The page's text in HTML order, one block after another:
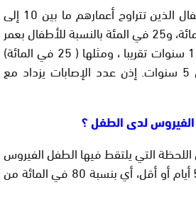
نسبة الإصابات لدى الأطفال الذين تتراوح أعمارهم ما بين 10 إلى
14 عاما، تقدر بـ 50 في المائة، و25 في المئة بالنسبة للأطفال بعمر
يتراوح ما بين من 5 إلى 10 سنوات تقريبا ، ومثلها ( 25 في المائة)
بالنسبة للأطفال أقل من 5 سنوات. إذن عدد الإصابات يزداد مع
لدى الطفل ؟
التي يلتقط فيها الطفل الفيروس
إلى حين ظهور الأعراض، 5 أيام أو أقل، أي بنسبة 80 في المائة من